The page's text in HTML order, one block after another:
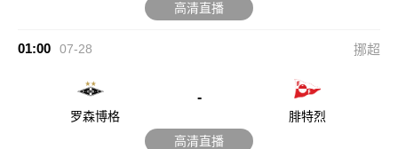
高清直播
01:00 07-28 挪超
罗森博格
-
腓特烈
高清直播